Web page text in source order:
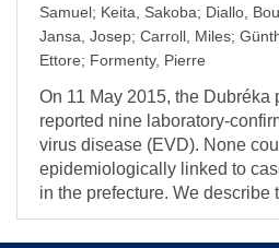
Samuel; Keita, Sakoba; Diallo,
Jansa, Josep; Carroll, Miles;
Ettore; Formenty, Pierre
On 11 May 2015, the Dubréka
reported nine laboratory-
virus disease (EVD). None
epidemiologically linked to
in the prefecture. We describe